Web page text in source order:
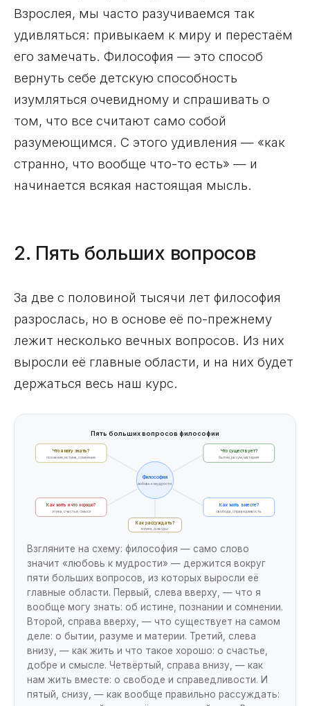
Взрослея, мы часто разучиваемся так
удивляться: привыкаем к миру и перестаём
его замечать. Философия — это способ
вернуть себе детскую способность
изумляться очевидному и спрашивать о
том, что все считают само собой
разумеющимся. С этого удивления — «как
странно, что вообще что-то есть» — и
начинается всякая настоящая мысль.
2. Пять больших вопросов
За две с половиной тысячи лет философия
разрослась, но в основе её по-прежнему
лежит несколько вечных вопросов. Из них
выросли её главные области, и на них будет
держаться весь наш курс.
Пять больших вопросов философии
Философия
любовь к мудрости
Что я могу знать?
познание, истина, сомнение
Что существует?
бытие, разум, материя
Как жить и что хорошо?
этика, счастье, смысл
Как жить вместе?
свобода, справедливость
Как рассуждать?
логика, доводы
Взгляните на схему: философия — само слово
значит «любовь к мудрости» — держится вокруг
пяти больших вопросов, из которых выросли её
главные области. Первый, слева вверху, — что я
вообще могу знать: об истине, познании и сомнении.
Второй, справа вверху, — что существует на самом
деле: о бытии, разуме и материи. Третий, слева
внизу, — как жить и что такое хорошо: о счастье,
добре и смысле. Четвёртый, справа внизу, — как
нам жить вместе: о свободе и справедливости. И
пятый, снизу, — как вообще правильно рассуждать: